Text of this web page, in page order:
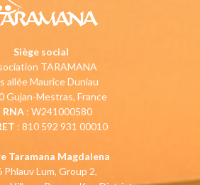
Siège social
TARAMANA
allée Maurice Duniau
Gujan-Mestras, France
RNA: W241000580
: 810 592 931 00010
Taramana Magdalena
Phlauv Lum, Group 2,